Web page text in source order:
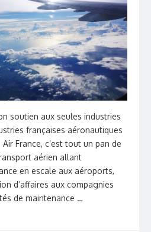
soutien aux seules industries
françaises aéronautiques
France, c’est tout un pan de
aérien allant
en escale aux aéroports,
d’affaires aux compagnies
de maintenance …